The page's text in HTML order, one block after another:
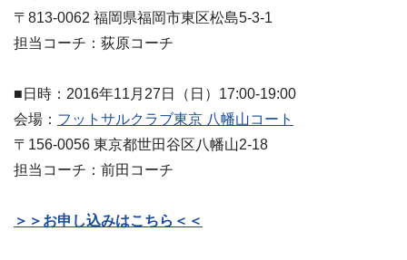
〒813-0062 福岡県福岡市東区松島5-3-1
担当コーチ：荻原コーチ
■日時：2016年11月27日（日）17:00-19:00
会場： フットサルクラブ東京 八幡山コート
〒156-0056 東京都世田谷区八幡山2-18
担当コーチ：前田コーチ
＞＞お申し込みはこちら＜＜